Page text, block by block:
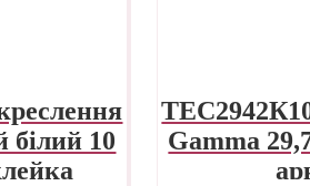
білий 10
Gamma